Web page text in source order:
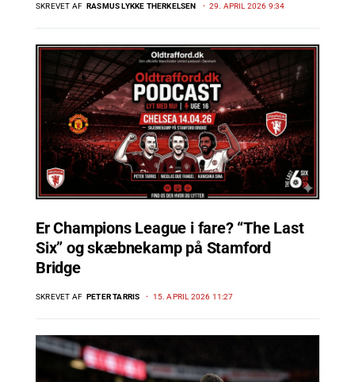
SKREVET AF RASMUS LYKKE THERKELSEN 29. APRIL 2026 9:34
Er Champions League i fare? “The Last
Six” og skæbnekamp på Stamford
Bridge
SKREVET AF PETER TARRIS 15. APRIL 2026 11:27